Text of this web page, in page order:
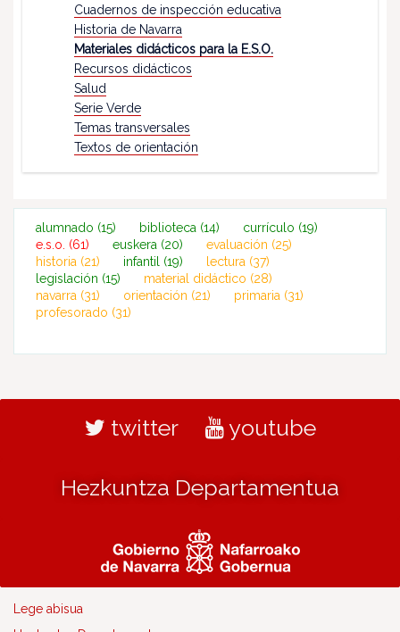
Cuadernos de inspección educativa
Historia de Navarra
Materiales didácticos para la E.S.O.
Recursos didácticos
Salud
Serie Verde
Temas transversales
Textos de orientación
alumnado (15) biblioteca (14) currículo (19)
e.s.o. (61) euskera (20) evaluación (25)
historia (21) infantil (19) lectura (37)
legislación (15) material didáctico (28)
navarra (31) orientación (21) primaria (31)
profesorado (31)
twitter youtube
Hezkuntza Departamentua
Lege abisua